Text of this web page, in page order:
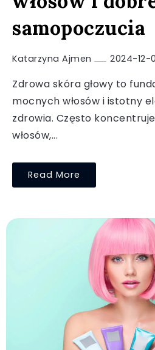
samopoczucia
Katarzyna Ajmen 2024-12-
Zdrowa skóra głowy to
mocnych włosów i istotny
zdrowia. Często
włosów,...
Read More